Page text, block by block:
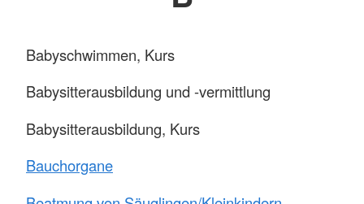
Babyschwimmen, Kurs
Babysitterausbildung und -vermittlung
Babysitterausbildung, Kurs
Bauchorgane